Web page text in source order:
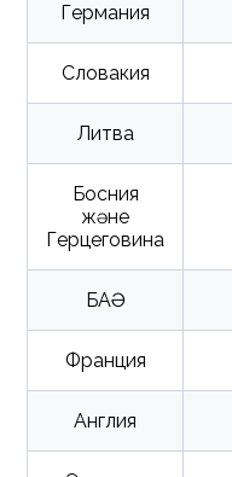
Германия
Словакия
Литва
Босния
және
Герцеговина
БАӘ
Франция
Англия